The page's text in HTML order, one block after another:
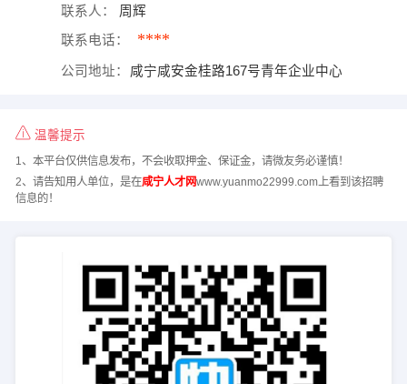
联系人： 周辉
联系电话： ****
公司地址： 咸宁咸安金桂路167号青年企业中心
温馨提示
1、本平台仅供信息发布，不会收取押金、保证金，请微友务必谨慎！
2、请告知用人单位，是在咸宁人才网www.yuanmo22999.com上看到该招聘
信息的！